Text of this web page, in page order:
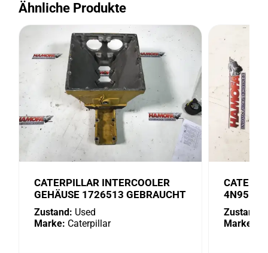
Ähnliche Produkte
CATERPILLAR INTERCOOLER
GEHÄUSE 1726513 GEBRAUCHT
Zustand: Used
Marke: Caterpillar
4N9518
Zustand:
Marke: